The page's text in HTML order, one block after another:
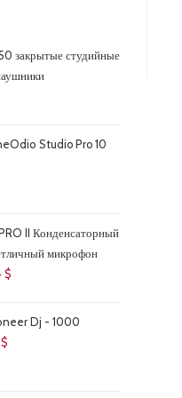
закрытые студийные
Studio Pro 10
II Конденсаторный
микрофон
$.
$
17.74 $.Dj - 1000
$